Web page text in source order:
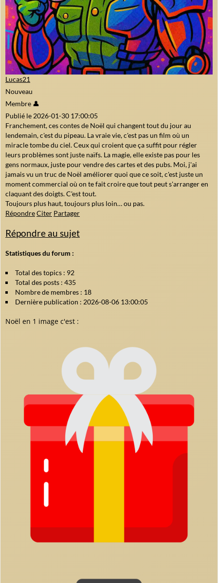
Lucas21
Nouveau
Membre 👤
Publié le 2026-01-30 17:00:05
Franchement, ces contes de Noël qui changent tout du jour au
lendemain, c'est du pipeau. La vraie vie, c'est pas un film où un
miracle tombe du ciel. Ceux qui croient que ça suffit pour régler
leurs problèmes sont juste naïfs. La magie, elle existe pas pour les
gens normaux, juste pour vendre des cartes et des pubs. Moi, j'ai
jamais vu un truc de Noël améliorer quoi que ce soit, c'est juste un
moment commercial où on te fait croire que tout peut s'arranger en
claquant des doigts. C'est tout.
Toujours plus haut, toujours plus loin… ou pas.
RépondreCiter Partager
Répondre au sujet
Statistiques du forum :
Total des topics : 92
Total des posts : 435
Nombre de membres : 18
Dernière publication : 2026-08-06 13:00:05
Noël en 1 image c'est :